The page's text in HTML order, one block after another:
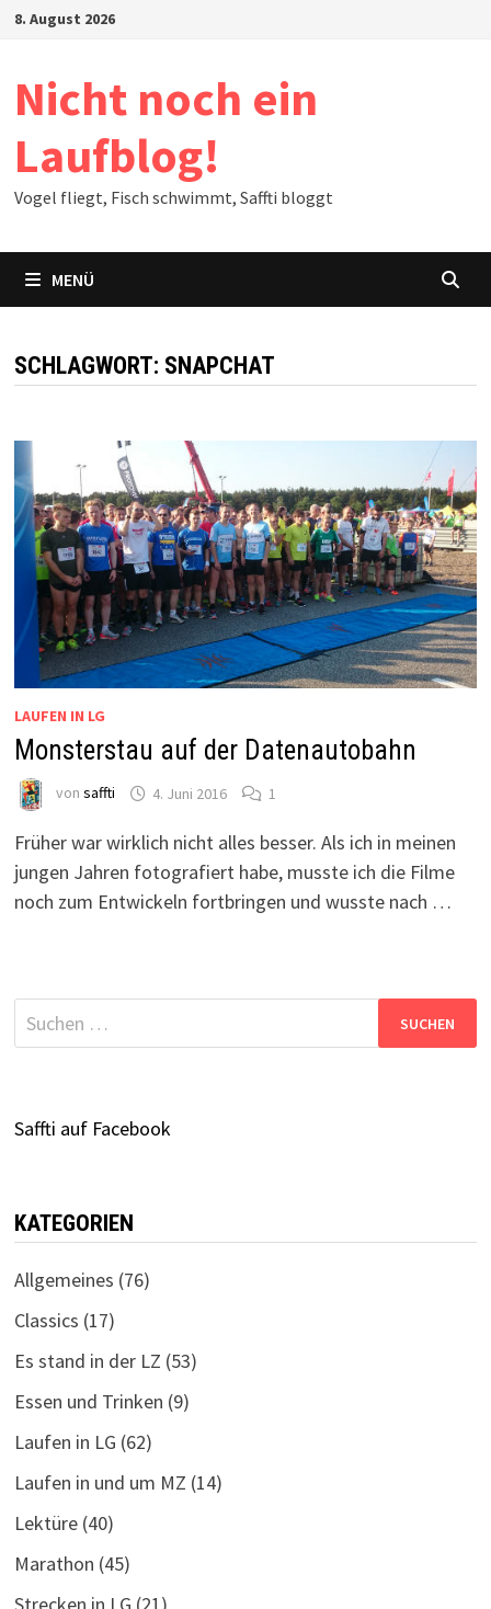
Zum8. August 2026
Nicht noch ein
Laufblog!
Vogel fliegt, Fisch schwimmt, Saffti bloggt
MENÜ
SCHLAGWORT: SNAPCHAT
LAUFEN IN LG
Monsterstau auf der Datenautobahn
von saffti 4. Juni 2016 1
Früher war wirklich nicht alles besser. Als ich in meinen
jungen Jahren fotografiert habe, musste ich die Filme
noch zum Entwickeln fortbringen und wusste nach …
Suchen
nach:
Saffti auf Facebook
KATEGORIEN
Allgemeines (76)
Classics (17)
Es stand in der LZ (53)
Essen und Trinken (9)
Laufen in LG (62)
Laufen in und um MZ (14)
Lektüre(40)
Marathon (45)